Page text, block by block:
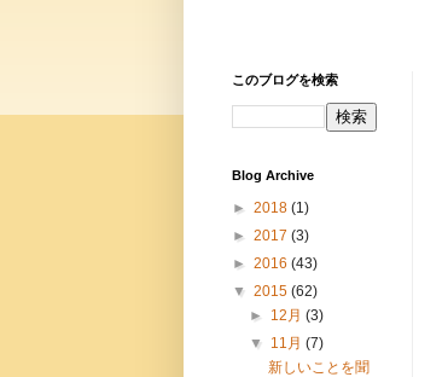
このブログを検索
Blog Archive
► 2018 (1)
► 2017 (3)
► 2016 (43)
▼ 2015 (62)
► 12月(3)
▼ 11月(7)
新しいことを聞